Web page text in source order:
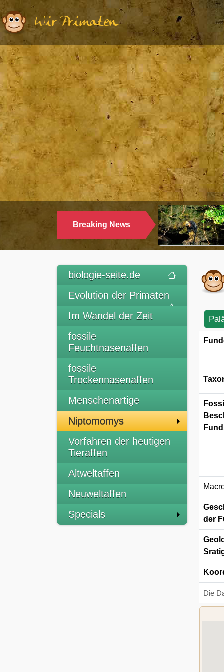
Wir Primaten
Breaking News
WARUM LANGUREN SALZWASSER
biologie-seite.de
Evolution der Primaten
Im Wandel der Zeit
fossile
Feuchtnasenaffen
fossile
Trockennasenaffen
Menschenartige
Niptomomys
Vorfahren der heutigen
Tieraffen
Altweltaffen
Neuweltaffen
Specials
der
Die